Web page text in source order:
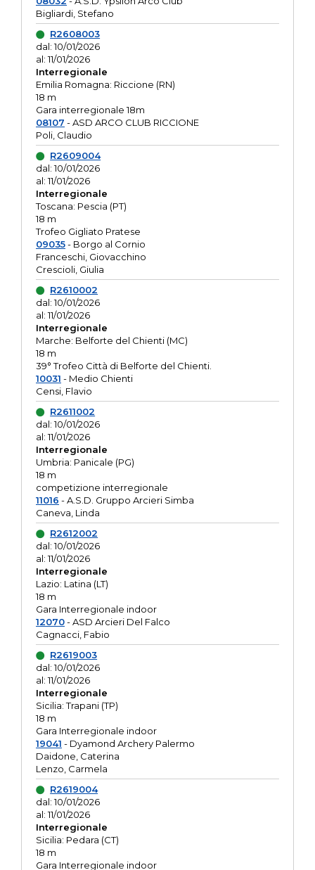
Bigliardi, Stefano
R2608003
dal: 10/01/2026
al: 11/01/2026
Interregionale
Emilia Romagna: Riccione (RN)
18 m
Gara interregionale 18m
08107 - ASD ARCO CLUB RICCIONE
Poli, Claudio
R2609004
dal: 10/01/2026
al: 11/01/2026
Interregionale
Toscana: Pescia (PT)
18 m
Trofeo Gigliato Pratese
09035- Borgo al Cornio
Franceschi, Giovacchino
Crescioli, Giulia
R2610002
dal: 10/01/2026
al: 11/01/2026
Interregionale
Marche: Belforte del Chienti (MC)
18 m
39° Trofeo Città di Belforte del Chienti.
10031 - Medio Chienti
Censi, Flavio
R2611002
dal: 10/01/2026
al: 11/01/2026
Interregionale
Umbria: Panicale (PG)
18 m
competizione interregionale
11016 - A.S.D. Gruppo Arcieri Simba
Caneva, Linda
R2612002
dal: 10/01/2026
al: 11/01/2026
Interregionale
Lazio: Latina (LT)
18 m
Gara Interregionale indoor
12070- ASD Arcieri Del Falco
Cagnacci, Fabio
R2619003
dal: 10/01/2026
al: 11/01/2026
Interregionale
Sicilia: Trapani (TP)
18 m
Gara Interregionale indoor
19041 - Dyamond Archery Palermo
Daidone, Caterina
Lenzo, Carmela
R2619004
dal: 10/01/2026
al: 11/01/2026
Interregionale
Sicilia: Pedara (CT)
18 m
Gara Interregionale indoor